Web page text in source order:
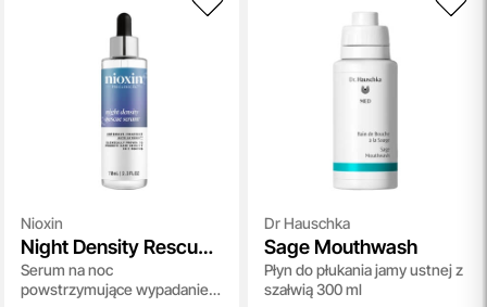
Nioxin
Night Density Rescue
Serum
Serum na noc
powstrzymujące wypadanie
Dr Hauschka
Sage Mouthwash
Płyn do płukania jamy ustnej z
szałwią 300 ml